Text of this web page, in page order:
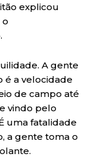
explicou
o
A gente
é a velocidade
de campo até
vindo pelo
uma fatalidade
a gente toma o